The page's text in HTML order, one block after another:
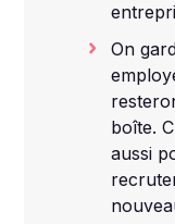
On
boîte.
aussi